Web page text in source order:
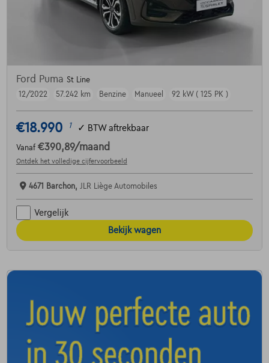
Ford Puma St Line
12/2022
57.242 km Benzine Manueel 92 kW ( 125 PK )
€18.990 1 ✓ BTW aftrekbaar
Vanaf €390,89/maand
Ontdek het volledige cijfervoorbeeld
4671 Barchon, JLR Liège Automobiles
Vergelijk
Bekijk wagen